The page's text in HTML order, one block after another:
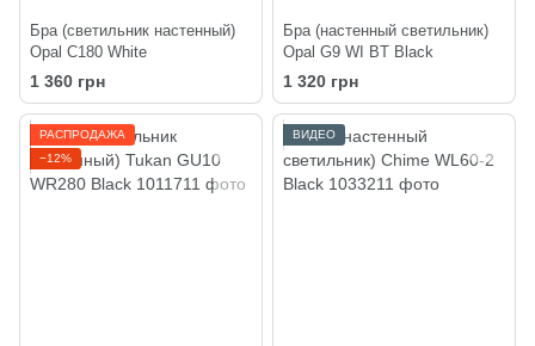
Бра (светильник настенный)
Opal C180 White
1 360 грн
Бра (настенный светильник)
Opal G9 WI BT Black
1 320 грн
РАСПРОДАЖА
−12%
ВИДЕО